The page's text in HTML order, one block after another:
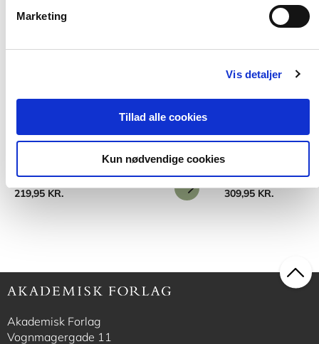
Marketing
Vis detaljer
Tillad alle cookies
Kun nødvendige cookies
Legedesign i skole og SFO
Helle Marie Skovbjerg
Fra
219,95 KR.
2 formater
Legens magi
Fra
309,95 KR.
Akademisk Forlag
Vognmagergade 11